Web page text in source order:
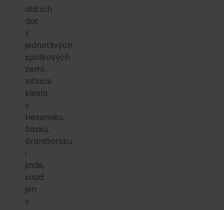
dílčích
dat
z
jednotlivých
spolkových
zemí.
Inflace
klesla
v
Hesensku,
Sasku,
Braniborsku
i
jinde,
snad
jen
v